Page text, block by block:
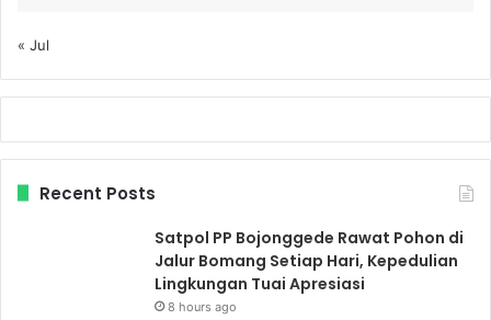
« Jul
Recent Posts
Satpol PP Bojonggede Rawat Pohon di
Jalur Bomang Setiap Hari, Kepedulian
Lingkungan Tuai Apresiasi
8 hours ago